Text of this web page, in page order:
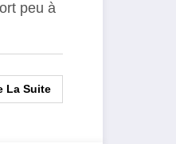
peu à
La Suite